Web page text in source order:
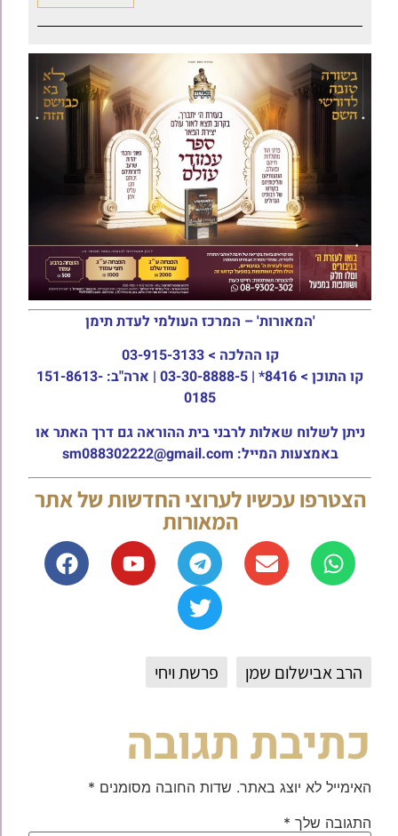
'המאורות' – המרכז העולמי לעדת תימן
קו ההלכה > 03-915-3133
קו התוכן >
8416* | 03-30-8888-5 | ארה"ב: 151-8613-
0185
ניתן לשלוח שאלות לרבני בית ההוראה גם דרך האתר או
באמצעות המייל: sm088302222@gmail.com
הצטרפו עכשיו לערוצי החדשות של אתר
המאורות
הרב אבישלום שמן פרשת ויחי
כתיבת תגובה
האימייל לא יוצג באתר. שדות החובה מסומנים *
התגובה שלך *